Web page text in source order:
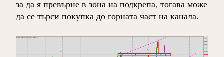
за да я превърне в зона на подкрепа, тогава може
да се търси покупка до горната част на канала.